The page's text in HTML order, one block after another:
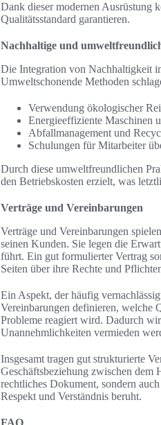
Dank dieser modernen Ausrüstung
Qualitätsstandard garantieren.
Nachhaltige und
Die Integration von Nachhaltigkeit
Umweltschonende Methoden
Verwendung ökologischer
Energieeffiziente Maschinen
Abfallmanagement und
Schulungen für Mitarbeiter
Durch diese umweltfreundlichen
den Betriebskosten erzielt, was
Verträge und Vereinbarungen
Verträge und Vereinbarungen
seinen Kunden. Sie legen die
führt. Ein gut formulierter Vertrag
Seiten über ihre Rechte und
Ein Aspekt, der häufig
Vereinbarungen definieren, welche
Probleme reagiert wird. Dadurch
Unannehmlichkeiten vermieden
Insgesamt tragen gut strukturierte
Geschäftsbeziehung zwischen dem
rechtliches Dokument, sondern
Respekt und Verständnis beruht.
FAQ